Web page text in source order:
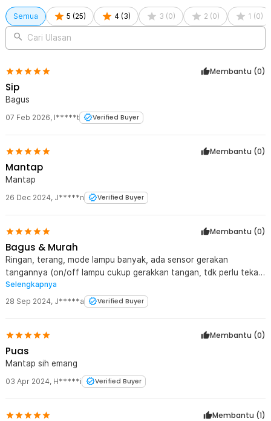
Semua 5 (25) 4 (3) 3 (0) 2 (0) 1 (0)
Cari Ulasan
Membantu (0)
Sip
Bagus
07 Feb 2026, I*****t Verified Buyer
Membantu (0)
Mantap
Mantap
26 Dec 2024, J*****n Verified Buyer
Membantu (0)
Bagus & Murah
Ringan, terang, mode lampu banyak, ada sensor gerakan
tangannya (on/off lampu cukup gerakkan tangan, tdk perlu tekan
tombol on/off) harga terjangkau, IPX4 (tahan percikan air).
Produk yang sangat bagus. Mudah2an awet Tks Jaknot
Selengkapnya
28 Sep 2024, J*****a Verified Buyer
Membantu (0)
Puas
Mantap sih emang
03 Apr 2024, H*****i Verified Buyer
Membantu (1)